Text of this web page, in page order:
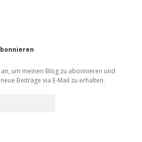
um meinen Blog zu abonnieren und
Beiträge via E-Mail zu erhalten.